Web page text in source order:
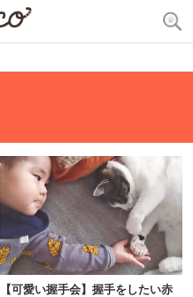
【可愛い握手会】握手をしたい赤